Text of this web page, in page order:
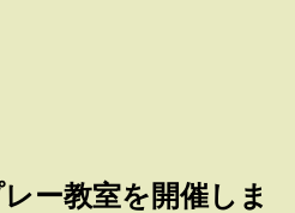
ー教室を開催しま